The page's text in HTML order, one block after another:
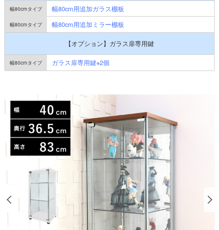
幅80cm用追加ガラス棚板
幅80cm用追加ミラー棚板
【オプション】ガラス扉専用鍵
ガラス扉専用鍵※2個